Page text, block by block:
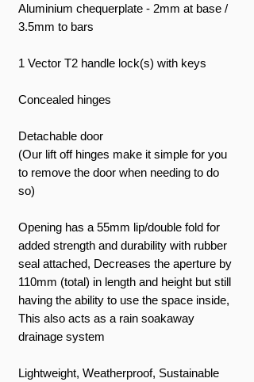
Aluminium chequerplate - 2mm at base /
3.5mm to bars
1 Vector T2 handle lock(s) with keys
Concealed hinges
Detachable door
(Our lift off hinges make it simple for you
to remove the door when needing to do
so)
Opening has a 55mm lip/double fold for
added strength and durability with rubber
seal attached, Decreases the aperture by
110mm (total) in length and height but still
having the ability to use the space inside,
This also acts as a rain soakaway
drainage system
Lightweight, Weatherproof, Sustainable